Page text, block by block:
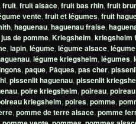
fruit, fruit alsace, fruit bas rhin, fruit
vente, fruit et légumes, fruit
, haguenau, haguenau fraise,
jus de pomme, Kriegsheim, kriegsheim
, lapin, légume, légume alsace,
, légume kriegsheim, légumes,
, paque, Pâques, pas cher,
, pissenlit haguenau, pissenlit
, poire kriegsheim, poireau,
kriegsheim, poires, pomme,
, pomme de terre alsace, pomme